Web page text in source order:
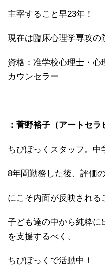
主宰すること早23年！
現在は臨床心理学専攻の
資格：准学校心理士・
カウンセラー
：菅野裕子（アートセラ
ちびぽっくスタッフ。中
8年間勤務した後、評価
にこそ内面が反映される
子ども達の中から純粋に
を支援するべく、
ちびぽっくで活動中！